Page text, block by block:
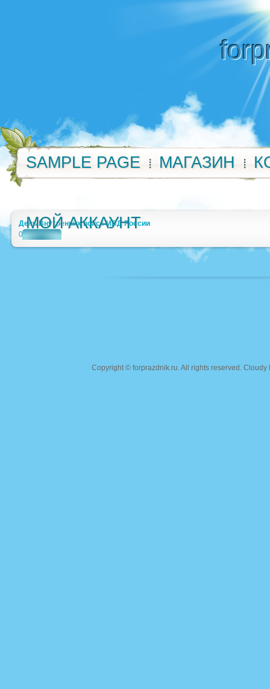
SAMPLE PAGE МАГАЗИН
МОЙ АККАУНТ
День Внутренних войск МВД России
0
Copyright © forprazdnik.ru. All rights reserved.